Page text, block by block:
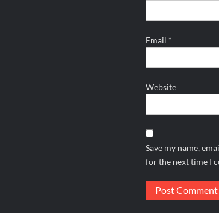
Email *
Website
Save my name,
for the next time I